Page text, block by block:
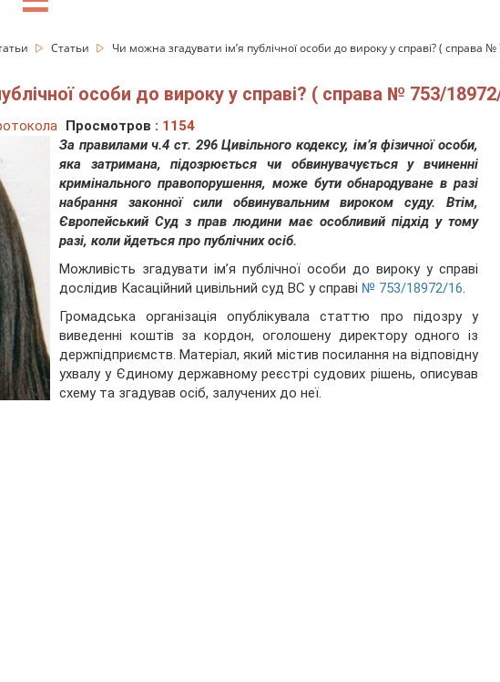
Статьи Чи можна згадувати імʼя публічної особи до вироку у справі? ( справа
особи до вироку у справі? ( справа № 753/
Просмотров : 1154
За правилами ч.4 ст. 296 Цивільного кодексу, ім’я фізичної особи,
яка затримана, підозрюється чи обвинувачується у вчиненні
кримінального правопорушення, може бути обнародуване в разі
набрання законної сили обвинувальним вироком суду. Втім,
Європейський Суд з прав людини має особливий підхід у тому
разі, коли йдеться про публічних осіб.
Можливість згадувати імʼя публічної особи до вироку у справі
дослідив Касаційний цивільний суд ВС у справі № 753/18972/16.
Громадська організація опублікувала статтю про підозру у
виведенні коштів за кордон, оголошену директору одного із
держпідприємств. Матеріал, який містив посилання на відповідну
ухвалу у Єдиному державному реєстрі судових рішень, описував
схему та згадував осіб, залучених до неї.